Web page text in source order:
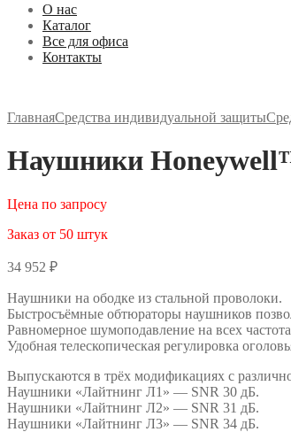
О нас
Каталог
Все для офиса
Контакты
ГлавнаяСредства индивидуальной защиты
Наушники
Цена по запросу
Заказ от 50 штук
34 952 ₽
Наушники на ободке из стальной проволоки.
Быстросъёмные обтюраторы наушников
Равномерное шумоподавление на всех
Удобная телескопическая регулировка
Выпускаются в трёх модификациях с
Наушники «Лайтнинг Л1» — SNR 30 дБ.
Наушники «Лайтнинг Л2» — SNR 31 дБ.
Наушники «Лайтнинг Л3» — SNR 34 дБ.